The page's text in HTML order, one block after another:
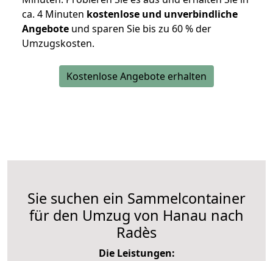
ca. 4 Minuten kostenlose und unverbindliche
Angebote und sparen Sie bis zu 60 % der
Umzugskosten.
Kostenlose Angebote erhalten
Sie suchen ein Sammelcontainer
für den Umzug von Hanau nach
Radès
Die Leistungen: